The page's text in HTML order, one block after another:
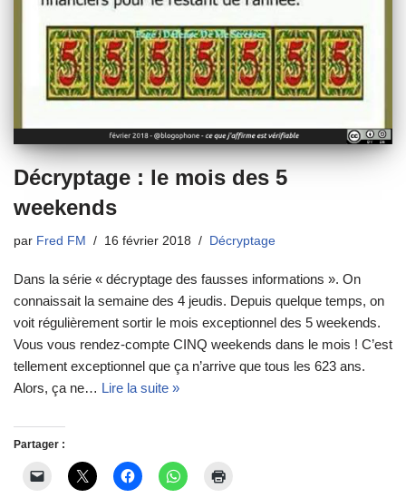
Décryptage : le mois des 5
weekends
par Fred FM 16 février 2018 Décryptage
Dans la série « décryptage des fausses informations ». On
connaissait la semaine des 4 jeudis. Depuis quelque temps, on
voit régulièrement sortir le mois exceptionnel des 5 weekends.
Vous vous rendez-compte CINQ weekends dans le mois ! C’est
tellement exceptionnel que ça n’arrive que tous les 623 ans.
Alors, ça ne… Lire la suite »
Partager :